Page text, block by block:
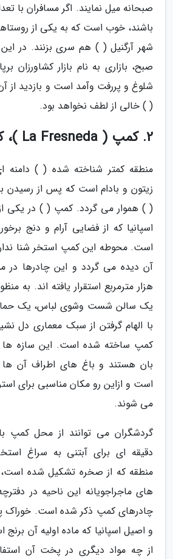
صبحانه میل نمایند. اگر مسافران با
باشند، خوب است که به یکی از
شهر آرگنیل ( ) هم سری بزنند. در
صبح، بازاری به نام بازار کشاورزان
شلوغ و پررفت وآمد است و بازدید از
( ) خالی از لطف نخواهد بود.
2. کمپ ( La Fresneda )، کشور اسپانیا
منطقه کمتر شناخته شده ( ) دامنه
زیتون و بادام است که پس از رسیدن
( ) هموار می گردد. کمپ ( ) در یکی از
اسپانیا که از فضایی آرام و دنج
هزار مترمربع استقرار یافته اند. به
یک سالن شست وشوی لباس، یک
با الهام گرفتن از سبک معماری دل
کمپ ساخته شده است. این سازه ها
بان هستند و باغ های اطراف آن ها
است و ازاین رو مکان مناسبی برای
می شوند.
دقیقه ای برای آبتنی به سراغ
منطقه که از صخره تشکیل شده است،
های ماجراجویانه این ناحیه در
چادرهای کمپ ذکر شده است. خوراک
و اصیل اسپانیا که ماده اولیه آن
از چه مواد دیگری در پخت آن